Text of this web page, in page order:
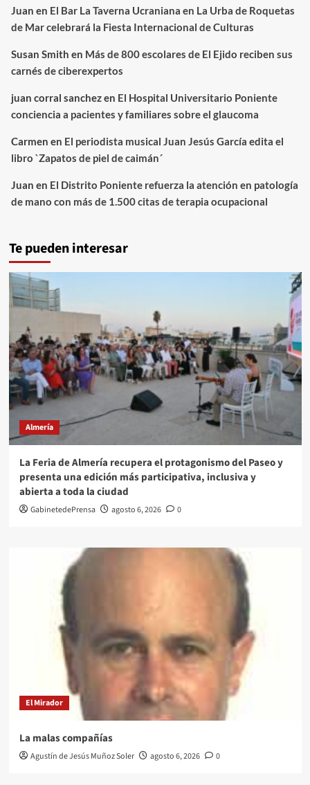
Juan en El Bar La Taverna Ucraniana en La Urba de Roquetas
de Mar celebrará la Fiesta Internacional de Culturas
Susan Smith en Más de 800 escolares de El Ejido reciben sus
carnés de ciberexpertos
juan corral sanchezen El Hospital Universitario Poniente
conciencia a pacientes y familiares sobre el glaucoma
Carmen en El periodista musical Juan Jesús García edita el
libro `Zapatos de piel de caimán´
Juan en El Distrito Poniente refuerza la atención en patología
de mano con más de 1.500 citas de terapia ocupacional
Te pueden interesar
Almería
La Feria de Almería recupera el protagonismo del Paseo y
presenta una edición más participativa, inclusiva y
abierta a toda la ciudad
GabinetedePrensa agosto 6, 2026 0
El Mirador
La malas compañías
Agustín de Jesús Muñoz Soler agosto 6, 2026 0